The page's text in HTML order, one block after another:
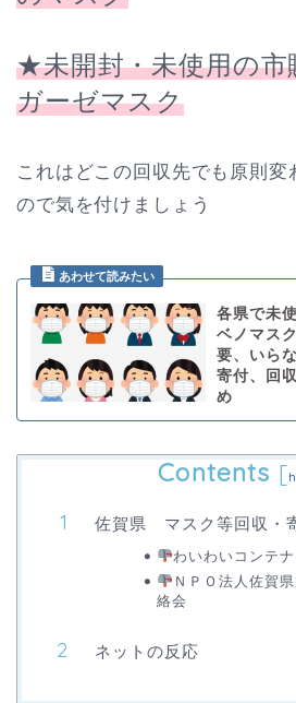
★未開封・未使用の市
ガーゼマスク
これはどこの回収先でも原則変
ので気を付けましょう
各県で未
ベノマス
要、いら
寄付、回
め
Contents [
佐賀県 マスク等回収・
わいわいコンテナ
ＮＰＯ法人佐賀
絡会
ネットの反応